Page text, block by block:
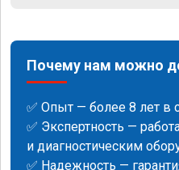
Почему нам можно
✅ Опыт — более 8 лет в
✅ Экспертность —
и диагностическим
✅ Надежность —